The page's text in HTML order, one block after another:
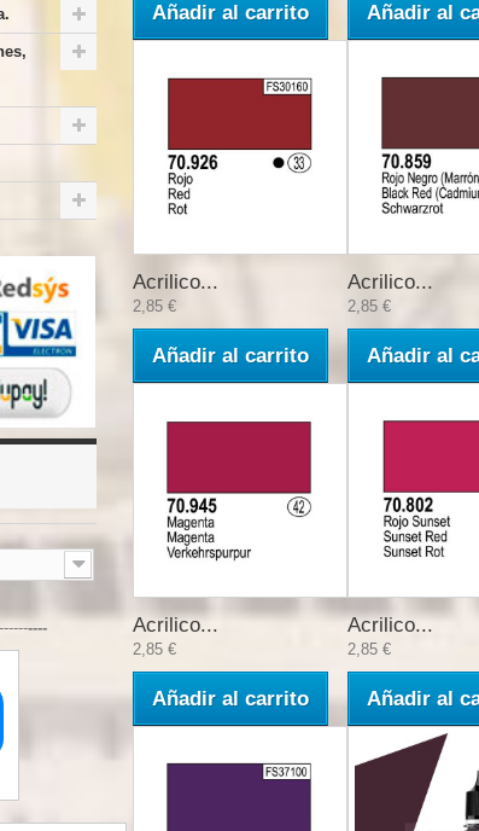
----
Añadir al carrito Añadir al
Acrilico...
2,85 €
Añadir al carrito
Acrilico...
2,85 €
Añadir al
Acrilico...
2,85 €
Añadir al carrito
Acrilico...
2,85 €
Añadir al